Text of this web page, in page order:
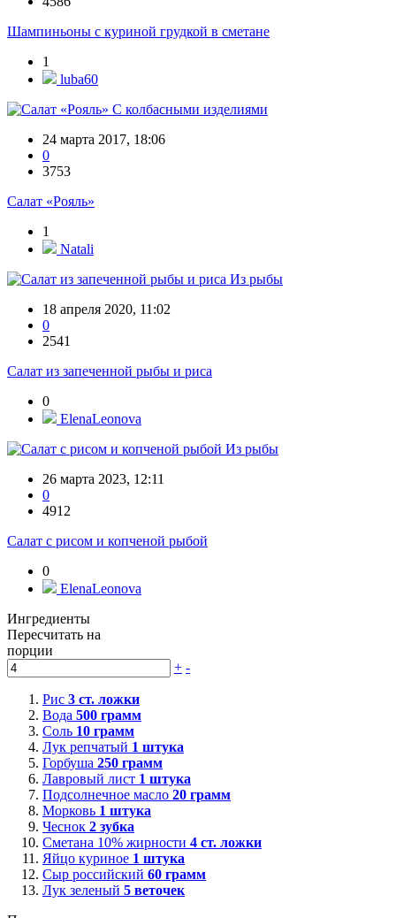
Шампиньоны с куриной грудкой в сметане
1
luba60
С колбасными изделиями
24 марта 2017, 18:06
0
3753
Салат «Рояль»
1
Natali
Из рыбы
18 апреля 2020, 11:02
0
2541
Салат из запеченной рыбы и риса
0
ElenaLeonova
Из рыбы
26 марта 2023, 12:11
0
4912
Салат с рисом и копченой рыбой
0
ElenaLeonova
Ингредиенты
Пересчитать на
порции
+ -
Рис 3 ст. ложки
Вода 500 грамм
Соль 10 грамм
Лук репчатый 1 штука
Горбуша 250 грамм
Лавровый лист 1 штука
Подсолнечное масло 20 грамм
Морковь 1 штука
Чеснок 2 зубка
Сметана 10% жирности 4 ст. ложки
Яйцо куриное 1 штука
Сыр российский 60 грамм
Лук зеленый 5 веточек